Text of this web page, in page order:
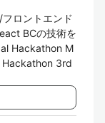
ロントエンド
BCの技術を
Hackathon M
Hackathon 3rd